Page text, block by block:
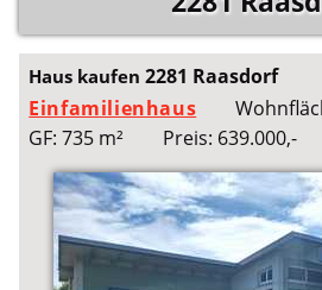
Haus kaufen2281 Raasdorf
Einfamilienhaus
GF: 735 m²
Preis: 639.000,-